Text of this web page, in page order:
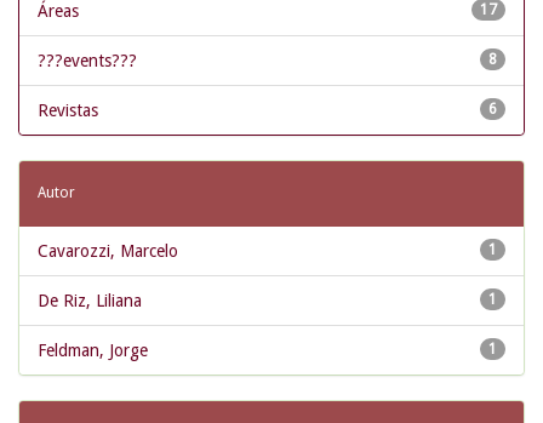
17
Áreas
8
???events???
6
Revistas
Autor
1
Cavarozzi, Marcelo
1
De Riz, Liliana
1
Feldman, Jorge